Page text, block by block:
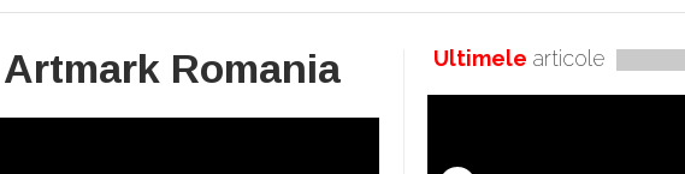
Artmark Romania Ultimele articole